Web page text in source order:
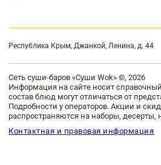
Республика Крым, Джанкой, Ленина, д. 44
Сеть суши-баров «Суши Wok» ©, 2026
Информация на сайте носит
состав блюд могут отличаться от
Подробности у операторов. Акции и
распространяются на наборы, десерты,
Контактная и правовая информация